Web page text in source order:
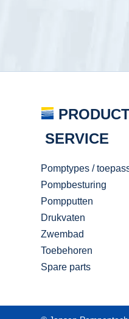
SERVICE
Pomptypes /
Pompbesturing
Pompputten
Drukvaten
Zwembad
Toebehoren
Spare parts